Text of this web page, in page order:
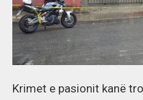
Krimet e pasionit kanë